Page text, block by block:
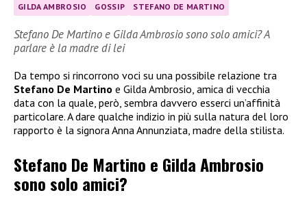
GILDA AMBROSIO GOSSIP STEFANO DE MARTINO
Stefano De Martino e Gilda Ambrosio sono solo amici? A
parlare è la madre di lei
Da tempo si rincorrono voci su una possibile relazione tra
Stefano De Martino e Gilda Ambrosio, amica di vecchia
data con la quale, però, sembra davvero esserci un’affinità
particolare. A dare qualche indizio in più sulla natura del loro
rapporto è la signora Anna Annunziata, madre della stilista.
Stefano De Martino e Gilda Ambrosio
sono solo amici?